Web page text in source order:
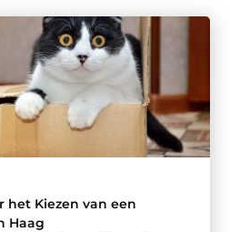
het Kiezen van een
Haag